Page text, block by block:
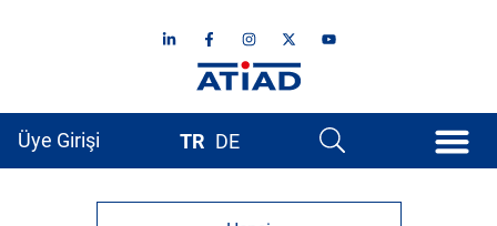
Üye Girişi TR DE